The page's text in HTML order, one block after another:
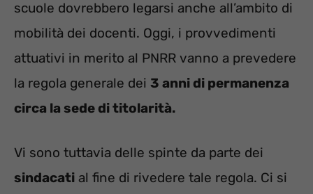
scuole dovrebbero legarsi anche all’ambito di
mobilità dei docenti. Oggi, i provvedimenti
attuativi in merito al PNRR vanno a prevedere
la regola generale dei 3 anni di permanenza
circa la sede di titolarità.
Vi sono tuttavia delle spinte da parte dei
sindacati al fine di rivedere tale regola. Ci si